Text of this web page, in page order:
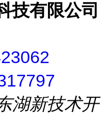
技有限公司
湖新技术开